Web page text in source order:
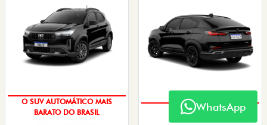
O SUV AUTOMÁTICO MAIS
BARATO DO BRASIL
OPORTUNIDADE
WhatsApp